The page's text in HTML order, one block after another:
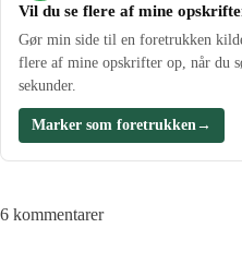
Vil du se flere af mine
Gør min side til en foretrukken
flere af mine opskrifter op, når du
sekunder.
Marker som foretrukken →
6 kommentarer